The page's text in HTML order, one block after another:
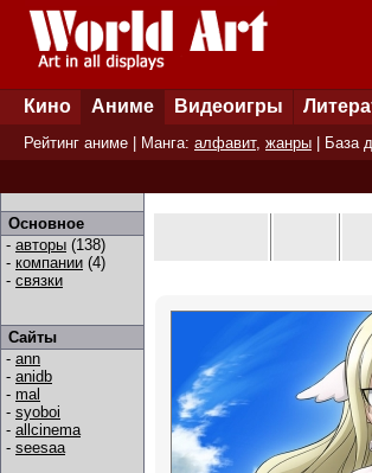
Кино Аниме Видеоигры
Рейтинг аниме | Манга: алфавит, жанры База
Основное
- авторы (138)
- компании (4)
- связки
Сайты
- ann
- anidb
- mal
- syoboi
- allcinema
- seesaa